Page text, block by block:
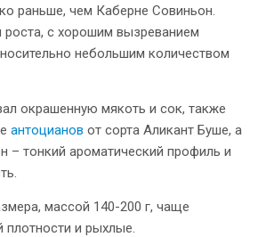
раньше, чем Каберне Совиньон.
с хорошим вызреванием
небольшим количеством
окрашенную мякоть и сок, также
антоцианов от сорта Аликант Буше, а
– тонкий ароматический профиль и
массой 140-200 г, чаще
плотности и рыхлые.